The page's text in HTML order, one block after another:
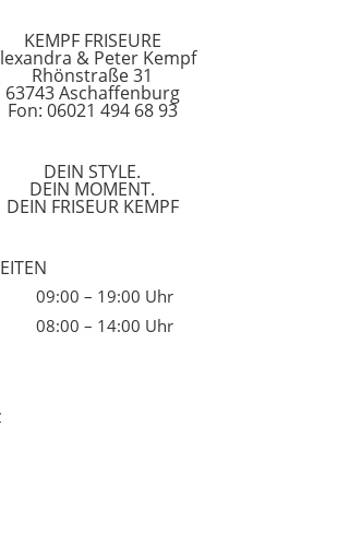
KEMPF FRISEURE
& Peter Kempf
Rhönstraße 31
63743 Aschaffenburg
Fon: 06021 494 68 93
DEIN STYLE.
DEIN MOMENT.
DEIN FRISEUR KEMPF
09:00 – 19:00 Uhr
08:00 – 14:00 Uhr